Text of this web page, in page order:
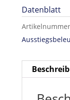
Datenblatt